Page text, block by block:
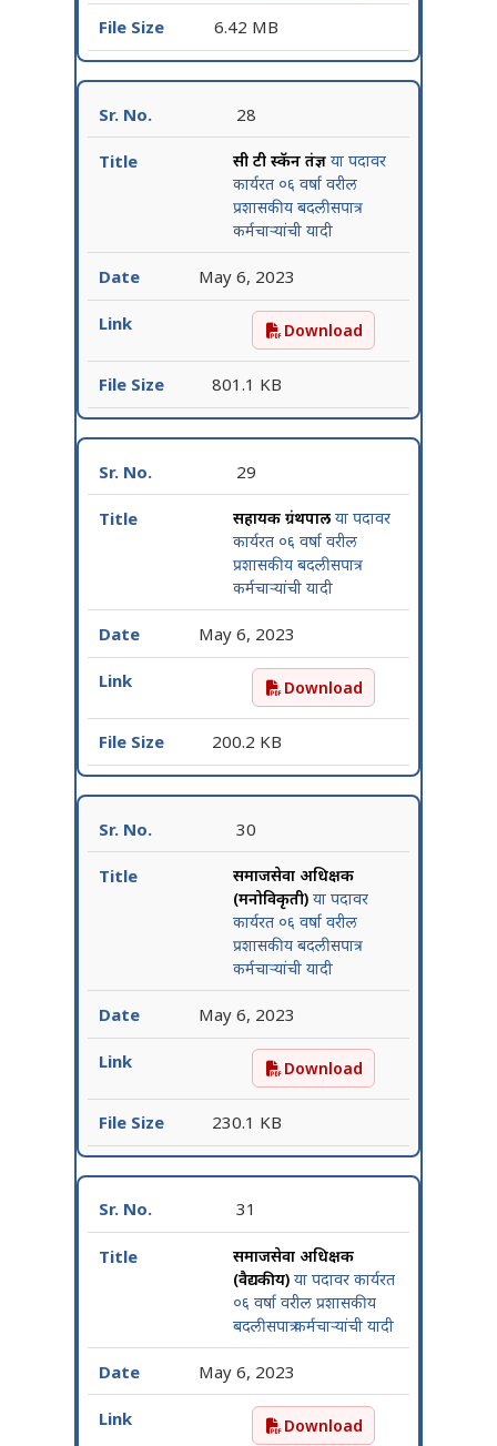
6.42 MB
28
सी टी स्कॅन तंत्रज्ञया पदावर
कार्यरत ०६ वर्षा वरील
प्रशासकीय बदलीसपात्र
कर्मचाऱ्यांची यादी
May 6, 2023
सी टी स्कॅन तंत्रज्ञ या पदावर
Download
801.1 KB
29
सहायक ग्रंथपालया पदावर
कार्यरत ०६ वर्षा वरील
प्रशासकीय बदलीसपात्र
कर्मचाऱ्यांची यादी
May 6, 2023
सहायक ग्रंथपाल या पदावर
Download
200.2 KB
30
समाजसेवा अधिक्षक
(मनोविकृती)या पदावर
कार्यरत ०६ वर्षा वरील
प्रशासकीय बदलीसपात्र
कर्मचाऱ्यांची यादी
May 6, 2023
समाजसेवा अधिक्षक
Download
230.1 KB
31
समाजसेवा अधिक्षक
(वैद्यकीय)या पदावर कार्यरत
०६ वर्षा वरील प्रशासकीय
बदलीसपात्र कर्मचाऱ्यांची यादी
May 6, 2023
समाजसेवा अधिक्षक (वैद्यकीय)
Download